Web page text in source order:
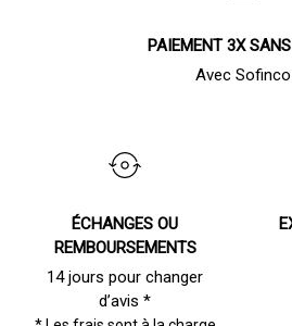
PAIEMENT 3X
Avec Sofinco
ÉCHANGES OU
REMBOURSEMENTS
14 jours pour changer
d’avis *